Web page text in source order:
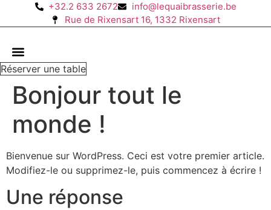
+32.2 633 2672
info@lequaibrasserie.be
Rue de Rixensart 16, 1332 Rixensart
Réserver une table
Bonjour tout le
monde !
Bienvenue sur WordPress. Ceci est votre premier article.
Modifiez-le ou supprimez-le, puis commencez à écrire !
Une réponse